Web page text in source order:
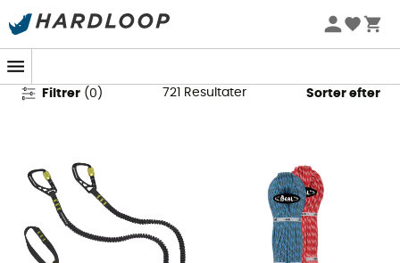
Klatrereb
Filtrer (0 ) 721 Resultater Sorter efter